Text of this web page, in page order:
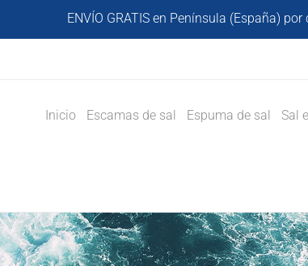
ENVÍO GRATIS en Península (España)
Inicio Escamas de sal Espuma de sal Sal